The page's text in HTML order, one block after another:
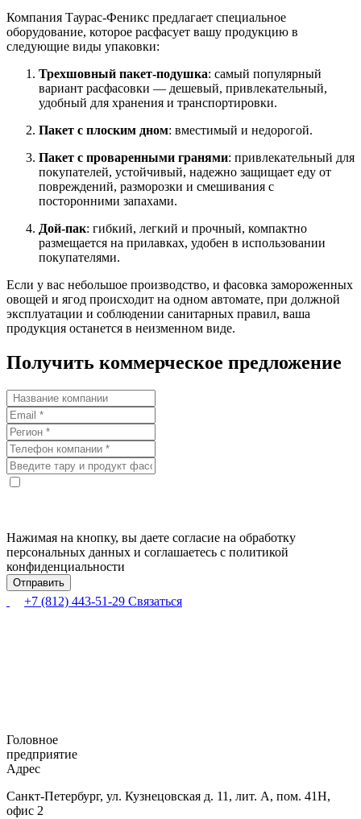
Компания Таурас-Феникс предлагает специальное
оборудование, которое расфасует вашу продукцию в
следующие виды упаковки:
Трехшовный пакет-подушка: самый популярный
вариант расфасовки — дешевый, привлекательный,
удобный для хранения и транспортировки.
Пакет с плоским дном: вместимый и недорогой.
Пакет с проваренными гранями: привлекательный для
покупателей, устойчивый, надежно защищает еду от
повреждений, разморозки и смешивания с
посторонними запахами.
Дой-пак: гибкий, легкий и прочный, компактно
размещается на прилавках, удобен в использовании
покупателями.
Если у вас небольшое производство, и фасовка замороженных
овощей и ягод происходит на одном автомате, при должной
эксплуатации и соблюдении санитарных правил, ваша
продукция останется в неизменном виде.
Получить коммерческое предложение
Нажимая на кнопку, вы даете согласие на обработку
персональных данных и соглашаетесь с политикой
конфиденциальности
+7 (812) 443-51-29 Связаться
Головное
предприятие
Адрес
Санкт-Петербург, ул. Кузнецовская д. 11, лит. А, пом. 41Н,
офис 2